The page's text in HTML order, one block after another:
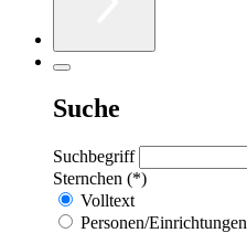
Suche
Suchbegriff
Sternchen (*)
Volltext
Personen/Einrichtungen